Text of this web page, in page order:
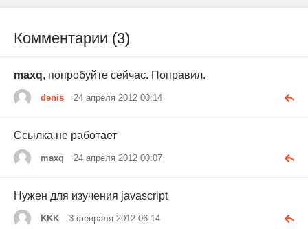
Комментарии (3)
maxq, попробуйте сейчас. Поправил.
denis 24 апреля 2012 00:14
Ссылка не работает
maxq 24 апреля 2012 00:07
Нужен для изучения javascript
KKK 3 февраля 2012 06:14